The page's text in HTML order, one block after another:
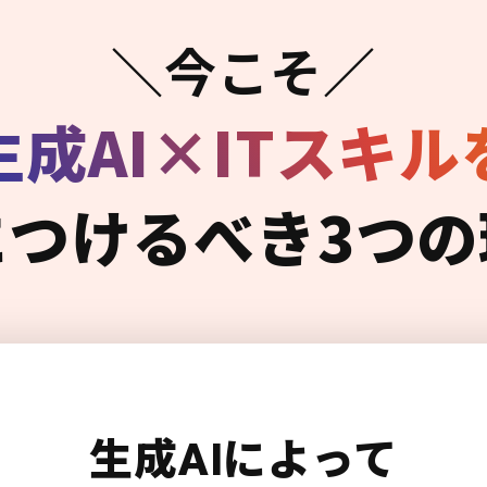
＼今こそ／
成AI×ITスキル
けるべき3つ
生成AIによって